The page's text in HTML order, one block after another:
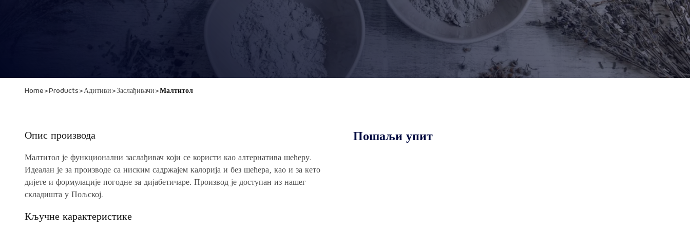
Home>Products>Адитиви>Заслађивачи>Малтитол
Опис производа
Малтитол је функционални заслађивач који се користи као алтернатива шећеру.
Идеалан је за производе са ниским садржајем калорија и без шећера, као и за кето
дијете и формулације погодне за дијабетичаре. Производ је доступан из нашег
складишта у Пољској.
Кључне карактеристике
Пошаљи упит